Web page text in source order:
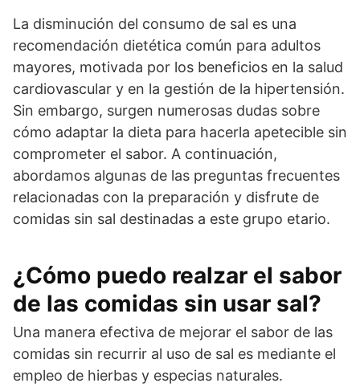
La disminución del consumo de sal es una
recomendación dietética común para adultos
mayores, motivada por los beneficios en la salud
cardiovascular y en la gestión de la hipertensión.
Sin embargo, surgen numerosas dudas sobre
cómo adaptar la dieta para hacerla apetecible sin
comprometer el sabor. A continuación,
abordamos algunas de las preguntas frecuentes
relacionadas con la preparación y disfrute de
comidas sin sal destinadas a este grupo etario.
¿Cómo puedo realzar el sabor
de las comidas sin usar sal?
Una manera efectiva de mejorar el sabor de las
comidas sin recurrir al uso de sal es mediante el
empleo de hierbas y especias naturales.